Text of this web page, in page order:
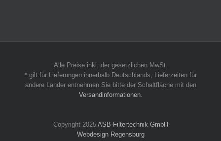
Alle Preise inkl. der gesetzlichen MwSt.
* gilt für Lieferungen innerhalb Deutschlands, Lieferzeiten für
andere Länder entnehmen Sie bitte der Schaltfläche mit den
Versandinformationen.
Copyright 2025 ASB-Filtertechnik GmbH
Webdesign Regensburg